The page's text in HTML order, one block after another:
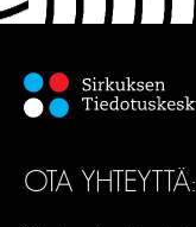
OTA YHTEYTTÄ: